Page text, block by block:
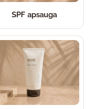
SPF apsauga